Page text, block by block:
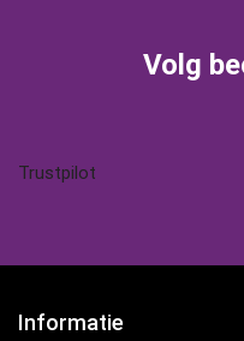
Volg
Trustpilot
Informatie